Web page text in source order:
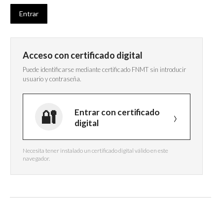
Acceso con certificado digital
Puede identificarse mediante certificado FNMT sin introducir
usuario y contraseña.
Entrar con certificado
digital
Necesita tener instalado un certificado digital válido en este
navegador.